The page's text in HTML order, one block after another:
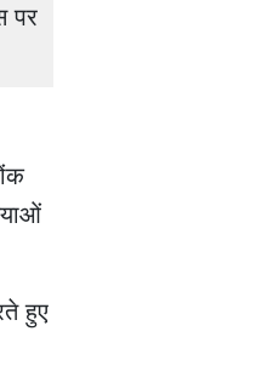
पर
हुए